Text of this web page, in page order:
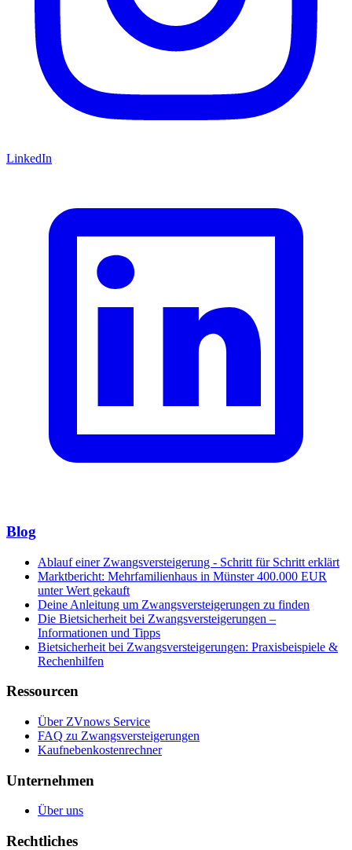
LinkedIn
Blog
Ablauf einer Zwangsversteigerung - Schritt für Schritt erklärt
Marktbericht: Mehrfamilienhaus in Münster 400.000 EUR
unter Wert gekauft
Deine Anleitung um Zwangsversteigerungen zu finden
Die Bietsicherheit bei Zwangsversteigerungen –
Informationen und Tipps
Bietsicherheit bei Zwangsversteigerungen: Praxisbeispiele &
Rechenhilfen
Ressourcen
Über ZVnows Service
FAQ zu Zwangsversteigerungen
Kaufnebenkostenrechner
Unternehmen
Über uns
Rechtliches